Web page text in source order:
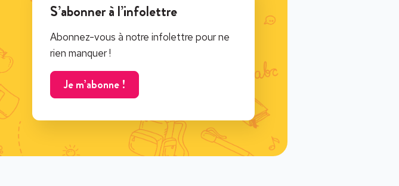
S’abonner à l’infolettre
Abonnez-vous à notre infolettre pour ne
rien manquer !
Je m’abonne !